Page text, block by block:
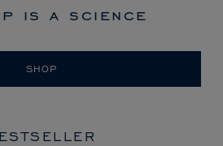
is a science
SHOP